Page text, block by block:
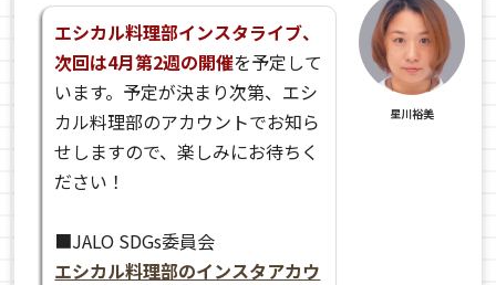
エシカル料理部インスタライブ、
次回は4月第2週の開催を予定して
います。予定が決まり次第、エシ
カル料理部のアカウントでお知ら
せしますので、楽しみにお待ちく
ださい！
■JALO SDGs委員会
エシカル料理部のインスタアカウ
星川裕美